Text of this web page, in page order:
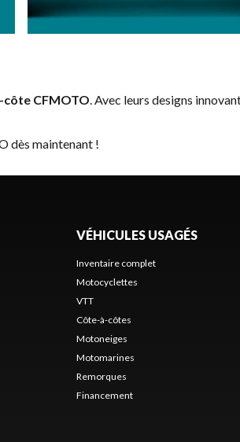
CFMOTO. Avec leurs designs
dès maintenant !
VÉHICULES USAGÉS
Inventaire complet
Motocyclettes
VTT
Côte-à-côtes
Motoneiges
Motomarines
Remorques
Financement